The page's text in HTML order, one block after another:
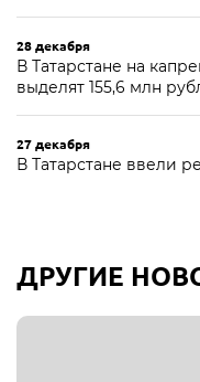
28 декабря
В Татарстане на
выделят 155,6 млн
27 декабря
В Татарстане ввели
ДРУГИЕ